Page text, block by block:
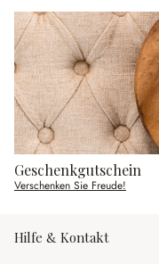
Geschenkgutschein
Verschenken Sie Freude!
Hilfe & Kontakt